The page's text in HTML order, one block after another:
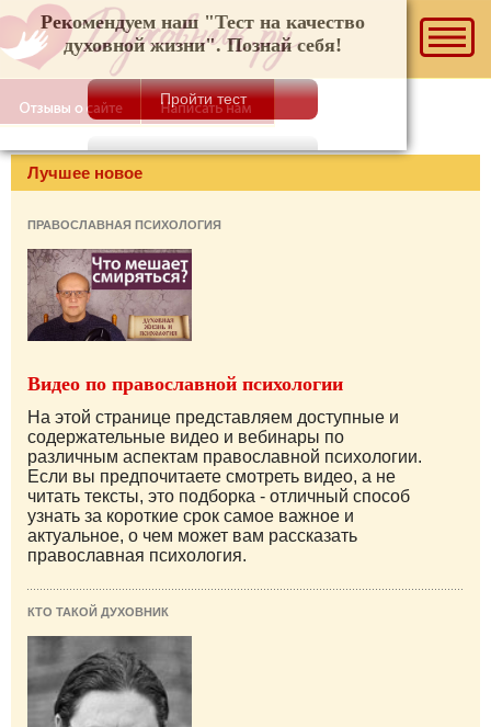
Рекомендуем наш "Тест на качество духовной
жизни". Познай себя!
Лучшее новое
ПРАВОСЛАВНАЯ ПСИХОЛОГИЯ
Видео по православной психологии
На этой странице представляем доступные и
содержательные видео и вебинары по
различным аспектам православной психологии.
Если вы предпочитаете смотреть видео, а не
читать тексты, это подборка - отличный способ
узнать за короткие срок самое важное и
актуальное, о чем может вам рассказать
православная психология.
КТО ТАКОЙ ДУХОВНИК